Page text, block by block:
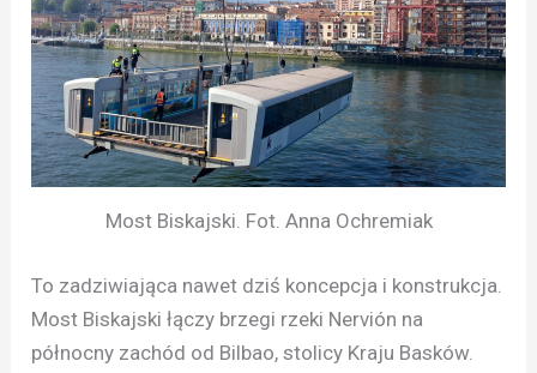
Most Biskajski. Fot. Anna Ochremiak
To zadziwiająca nawet dziś koncepcja i konstrukcja.
Most Biskajski łączy brzegi rzeki Nervión na
północny zachód od Bilbao, stolicy Kraju Basków.